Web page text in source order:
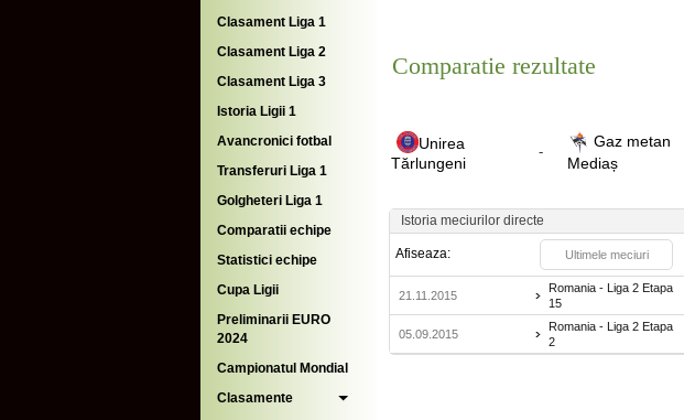
Clasament Liga 1
Clasament Liga 2
Clasament Liga 3
Istoria Ligii 1
Avancronici fotbal
Transferuri Liga 1
Golgheteri Liga 1
Comparatii echipe
Statistici echipe
Cupa Ligii
Preliminarii EURO
2024
Campionatul Mondial
Clasamente
Comparatie rezultate
Unirea
Tărlungeni
-
Gaz metan
Mediaș
Istoria meciurilor directe
Afiseaza: Ultimele meciuri
21.11.2015
Romania - Liga 2 Etapa
15
05.09.2015
Romania - Liga 2 Etapa
2